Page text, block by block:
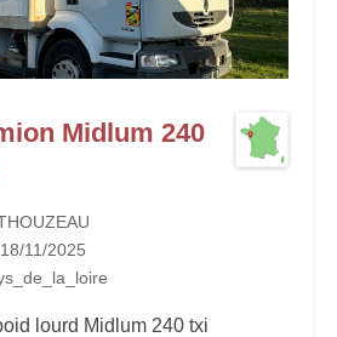
Midlum 240
18/11/2025
lourd Midlum 240 txi